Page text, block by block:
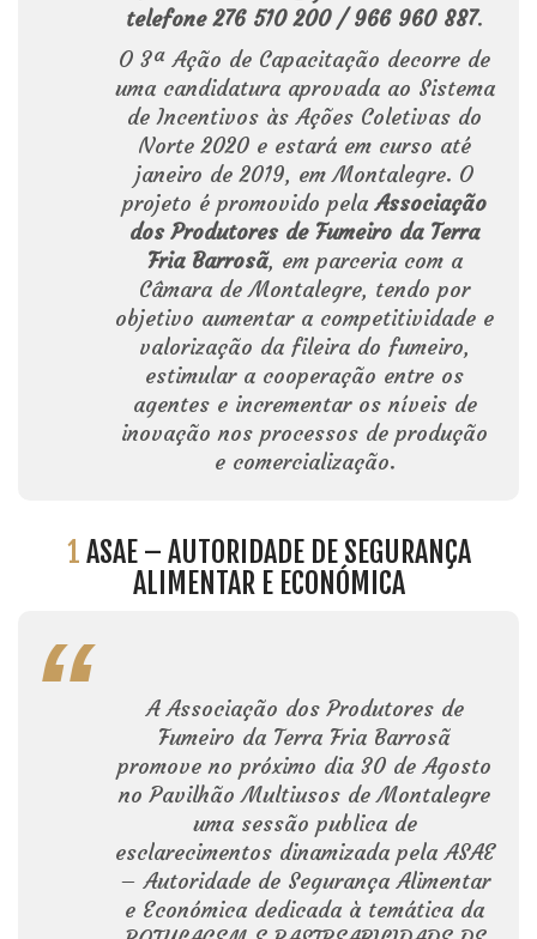
telefone 276 510 200 / 966 960 887.
O 3ª Ação de Capacitação decorre de
uma candidatura aprovada ao Sistema
de Incentivos às Ações Coletivas do
Norte 2020 e estará em curso até
janeiro de 2019, em Montalegre. O
projeto é promovido pelaAssociação
dos Produtores de Fumeiro da Terra
Fria Barrosã, em parceria com a
Câmara de Montalegre, tendo por
objetivo aumentar a competitividade e
valorização da fileira do fumeiro,
estimular a cooperação entre os
agentes e incrementar os níveis de
inovação nos processos de produção
e comercialização.
1 ASAE – AUTORIDADE DE SEGURANÇA
ALIMENTAR E ECONÓMICA
A Associação dos Produtores de
Fumeiro da Terra Fria Barrosã
promove no próximo dia 30 de Agosto
no Pavilhão Multiusos de Montalegre
uma sessão publica de
esclarecimentos dinamizada pela ASAE
– Autoridade de Segurança Alimentar
e Económica dedicada à temática da